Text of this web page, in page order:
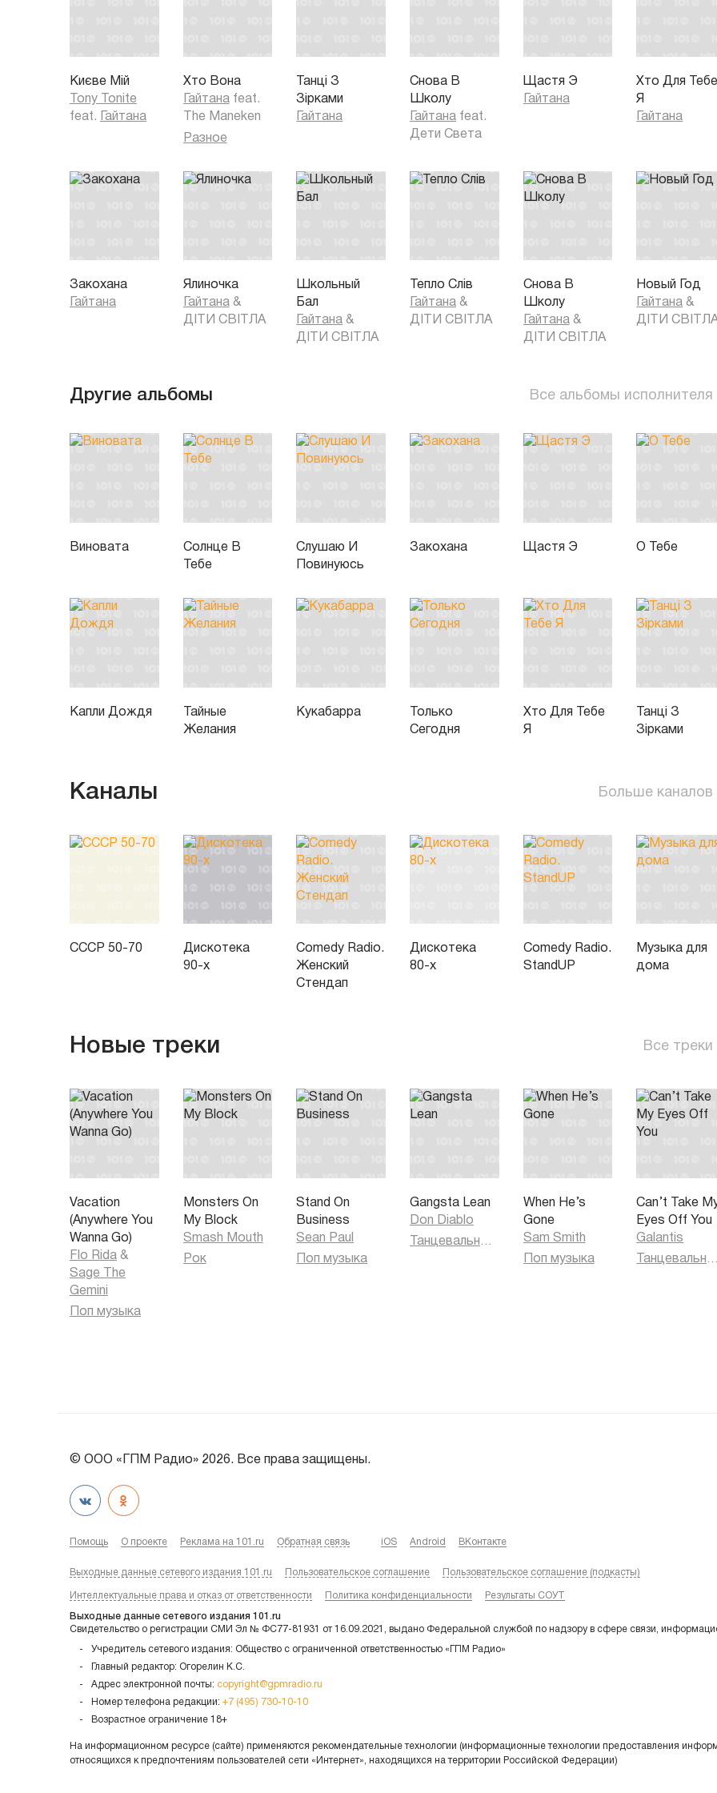
Яку давно я знаю
Києве Мій
Tony Tonite
feat.
Гайтана
Хто Вона
Гайтана feat.
The Maneken
Разное
Танці З
Зірками
Гайтана
Снова В
Школу
Гайтана feat.
Дети Света
Щастя Э
Гайтана
Хто Для
Я
Гайтана
Закохана
Гайтана
Ялиночка
Гайтана &
ДІТИ СВІТЛА
Школьный
Бал
Гайтана &
ДІТИ СВІТЛА
Тепло Слів
Гайтана &
ДІТИ СВІТЛА
Снова В
Школу
Гайтана &
ДІТИ СВІТЛА
Новый Год
Гайтана &
ДІТИ
Другие альбомы Все альбомы исполнителя
Виновата
Солнце В
Тебе
Слушаю И
Повинуюсь
Закохана Щастя Э О Тебе
Капли Дождя
Тайные
Желания
Кукабарра
Только
Сегодня
Хто Для Тебе
Я
Танці З
Зірками
Каналы Больше каналов
СССР 50-70
Дискотека
90-х
Comedy Radio.
Женский
Стендап
Дискотека
80-х
Comedy Radio.
StandUP
Музыка для
дома
Новые треки Все треки
Vacation
(Anywhere You
Wanna Go)
Flo Rida &
Sage The
Gemini
Поп музыка
Monsters On
My Block
Smash Mouth
Рок
Stand On
Business
Sean Paul
Поп музыка
Gangsta Lean
Don Diablo
Танцевальная музыка
When He’s
Gone
Sam Smith
Поп музыка
Can’t Take
Eyes Off You
Galantis
Танцевальная
© ООО «ГПМ Радио» 2026. Все права защищены.
Помощь О проекте Реклама на 101.ru Обратная связь iOS Android ВКонтакте
Выходные данные сетевого издания 101.ru Пользовательское соглашение Пользовательское соглашение (подкасты)
Интеллектуальные права и отказ от ответственности Политика конфиденциальности Результаты СОУТ
Выходные данные сетевого издания 101.ru
Свидетельство о регистрации СМИ Эл № ФС77-81931 от 16.09.2021, выдано Федеральной службой по надзору в сфере связи,
Учредитель сетевого издания: Общество с ограниченной ответственностью «ГПМ Радио»
Главный редактор: Огорелин К.С.
Адрес электронной почты: copyright@gpmradio.ru
Номер телефона редакции: +7 (495) 730-10-10
Возрастное ограничение 18+
На информационном ресурсе (сайте) применяются рекомендательные технологии (информационные технологии предоставления
относящихся к предпочтениям пользователей сети «Интернет», находящихся на территории Российской Федерации)